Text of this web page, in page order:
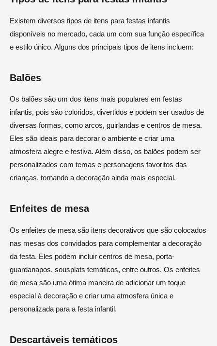
Existem diversos tipos de itens para festas infantis
disponíveis no mercado, cada um com sua função específica
e estilo único. Alguns dos principais tipos de itens incluem:
Balões
Os balões são um dos itens mais populares em festas
infantis, pois são coloridos, divertidos e podem ser usados de
diversas formas, como arcos, guirlandas e centros de mesa.
Eles são ideais para decorar o ambiente e criar uma
atmosfera alegre e festiva. Além disso, os balões podem ser
personalizados com temas e personagens favoritos das
crianças, tornando a decoração ainda mais especial.
Enfeites de mesa
Os enfeites de mesa são itens decorativos que são colocados
nas mesas dos convidados para complementar a decoração
da festa. Eles podem incluir centros de mesa, porta-
guardanapos, sousplats temáticos, entre outros. Os enfeites
de mesa são uma ótima maneira de adicionar um toque
especial à decoração e criar uma atmosfera única e
personalizada para a festa infantil.
Descartáveis temáticos